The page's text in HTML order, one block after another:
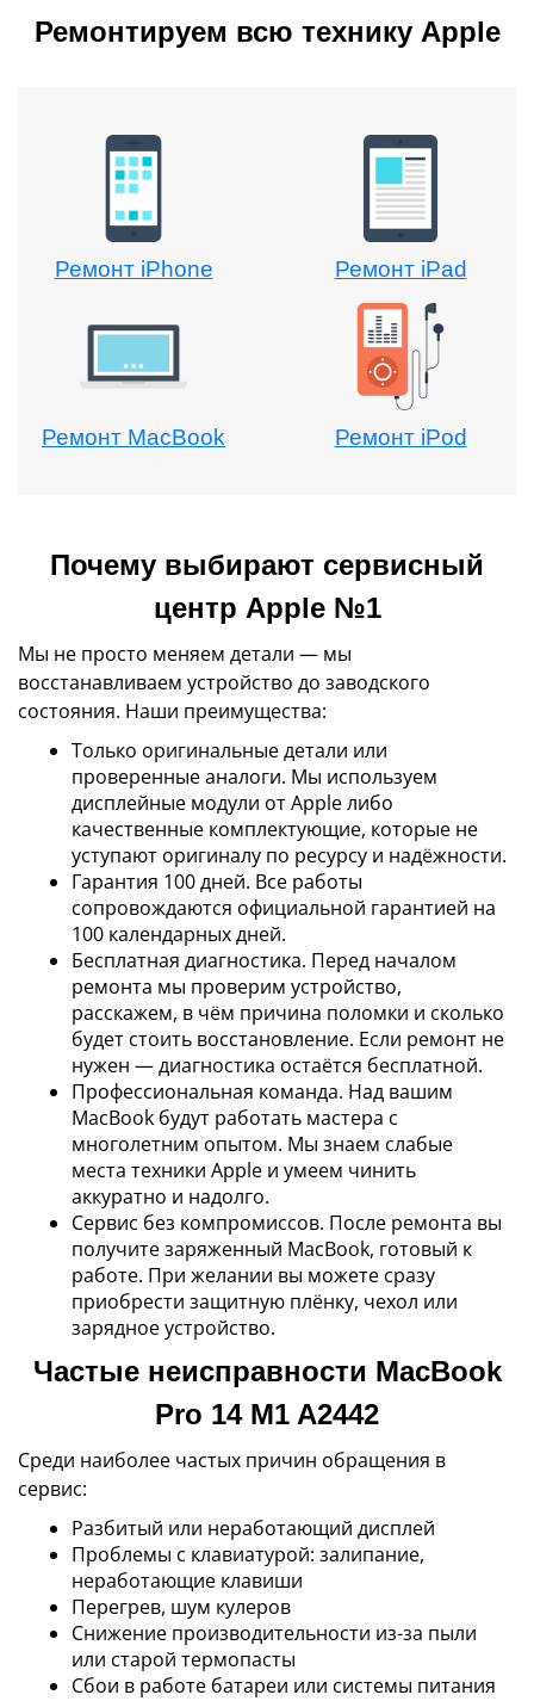
Ремонтируем всю технику Apple
Ремонт iPhone Ремонт iPad
Ремонт MacBook Ремонт iPod
Почему выбирают сервисный
центр Apple №1
Мы не просто меняем детали — мы
восстанавливаем устройство до заводского
состояния. Наши преимущества:
Только оригинальные детали или
проверенные аналоги. Мы используем
дисплейные модули от Apple либо
качественные комплектующие, которые не
уступают оригиналу по ресурсу и надёжности.
Гарантия 100 дней. Все работы
сопровождаются официальной гарантией на
100 календарных дней.
Бесплатная диагностика. Перед началом
ремонта мы проверим устройство,
расскажем, в чём причина поломки и сколько
будет стоить восстановление. Если ремонт не
нужен — диагностика остаётся бесплатной.
Профессиональная команда. Над вашим
MacBook будут работать мастера с
многолетним опытом. Мы знаем слабые
места техники Apple и умеем чинить
аккуратно и надолго.
Сервис без компромиссов. После ремонта вы
получите заряженный MacBook, готовый к
работе. При желании вы можете сразу
приобрести защитную плёнку, чехол или
зарядное устройство.
Частые неисправности MacBook
Pro 14 M1 A2442
Среди наиболее частых причин обращения в
сервис:
Разбитый или неработающий дисплей
Проблемы с клавиатурой: залипание,
неработающие клавиши
Перегрев, шум кулеров
Снижение производительности из-за пыли
или старой термопасты
Сбои в работе батареи или системы питания